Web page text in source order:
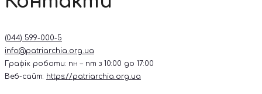
(044) 599-000-5
info@patriarchia.org.ua
Графік роботи: пн – пт з 10:00 до 17:00
Веб-сайт: https://patriarchia.org.ua